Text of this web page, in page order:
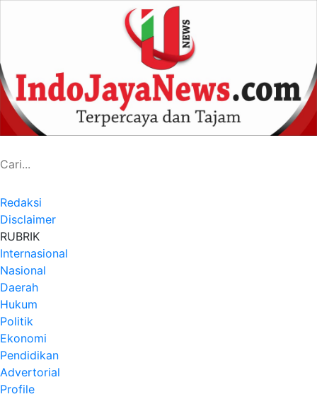
Redaksi
Disclaimer
RUBRIK
Internasional
Nasional
Daerah
Hukum
Politik
Ekonomi
Pendidikan
Advertorial
Profile